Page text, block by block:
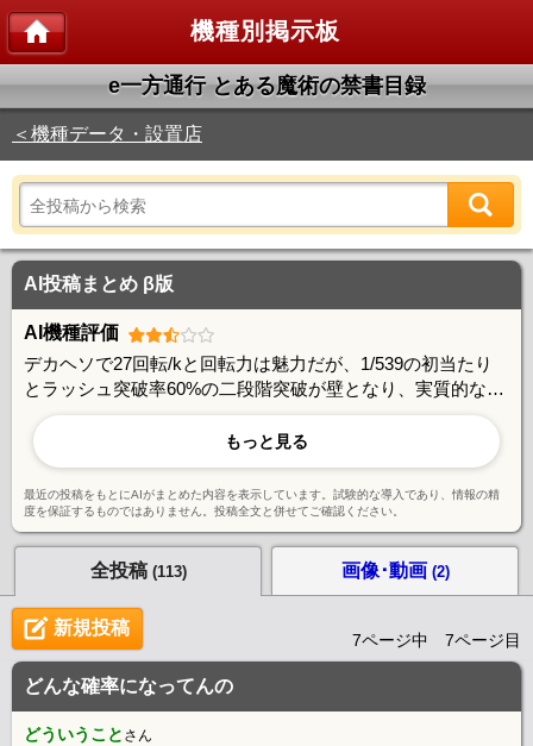
機種別掲示板
e一方通行 とある魔術の禁書目録
＜機種データ・設置店
AI投稿まとめ β版
AI機種評価
デカヘソで27回転/kと回転力は魅力だが、1/539の初当たり
とラッシュ突破率60%の二段階突破が壁となり、実質的な当
たり確率の重さが目立つ。チャージ確率の偏りや1000回転超
ハマりの報告が多く、安定感に課題を感じる声もある。一方
で裏カスタムの演出バリエーションや反射ボタンなど独自性
は評価されており、とあるシリーズファンには支持されてい
る。
もっと見る
最近の投稿をもとにAIがまとめた内容を表示しています。試験的な導入であり、情報の精
度を保証するものではありません。投稿全文と併せてご確認ください。
全投稿 (113) 画像･動画 (2)
新規投稿
7ページ中 7ページ目
どんな確率になってんの
どういうこと さん